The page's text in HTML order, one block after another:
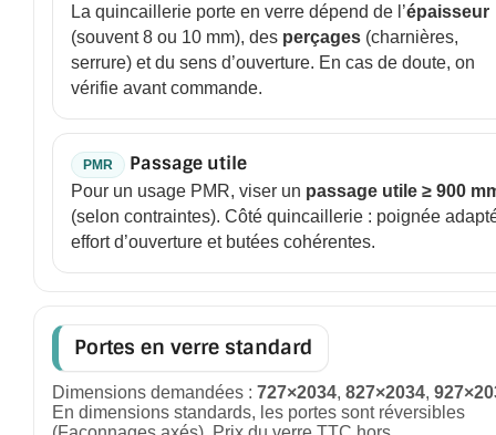
BARRES DE STABILISATION
JOINTS D'ÉTANCHÉITÉS
FIXATION GARDES CORPS
SYSTÈMES PIVOTANTS
SYSTÈMES COULISSANTS
ACCESSOIRES EN PROMOTIONS
EXEMPLES, RÉALISATIONS, INSPIRATIONS
NUANCIER RAL
La quincaillerie porte en verre dépend de l’épaisseur
(souvent 8 ou 10 mm), des perçages (charnières,
serrure) et du sens d’ouverture. En cas de doute, on
vérifie avant commande.
PMR Passage utile
Pour un usage PMR, viser un passage utile ≥ 900
(selon contraintes). Côté quincaillerie : poignée
effort d’ouverture et butées cohérentes.
Portes en verre standard
Dimensions demandées : 727×2034, 827×2034,
En dimensions standards, les portes sont réversibles